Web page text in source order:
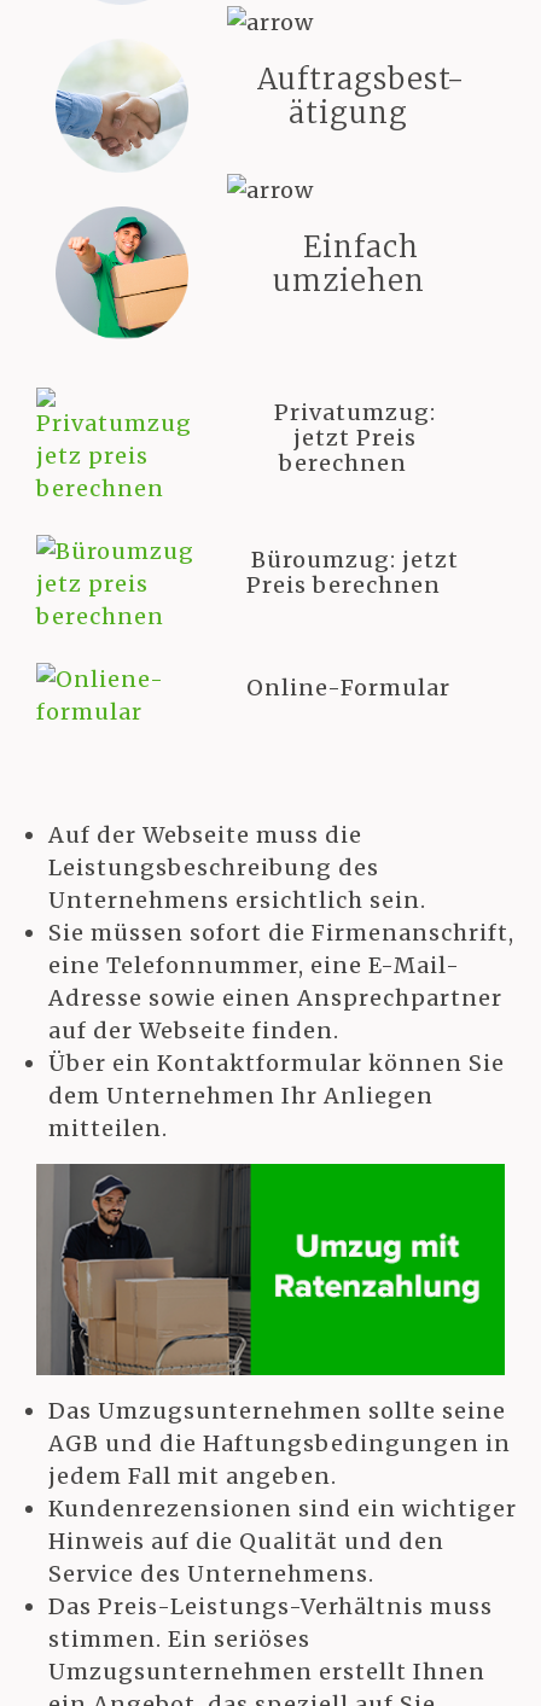
Auftragsbest-
ätigung
Einfach
umziehen
Privatumzug:
jetzt Preis
berechnen
Büroumzug: jetzt
Preis berechnen
Online-Formular
Auf der Webseite muss die
Leistungsbeschreibung des
Unternehmens ersichtlich sein.
Sie müssen sofort die Firmenanschrift,
eine Telefonnummer, eine E-Mail-
Adresse sowie einen Ansprechpartner
auf der Webseite finden.
Über ein Kontaktformular können Sie
dem Unternehmen Ihr Anliegen
mitteilen.
Das Umzugsunternehmen sollte seine
AGB und die Haftungsbedingungen in
jedem Fall mit angeben.
Kundenrezensionen sind ein wichtiger
Hinweis auf die Qualität und den
Service des Unternehmens.
Das Preis-Leistungs-Verhältnis muss
stimmen. Ein seriöses
Umzugsunternehmen erstellt Ihnen